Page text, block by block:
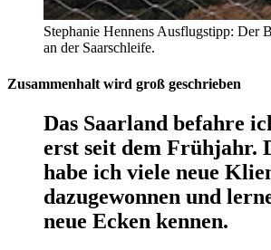
Stephanie Hennens Ausflugstipp: Der
an der Saarschleife.
Zusammenhalt wird groß geschrieben
Das Saarland befahre
erst seit dem Frühjahr.
habe ich viele neue
dazugewonnen und
neue Ecken kennen.